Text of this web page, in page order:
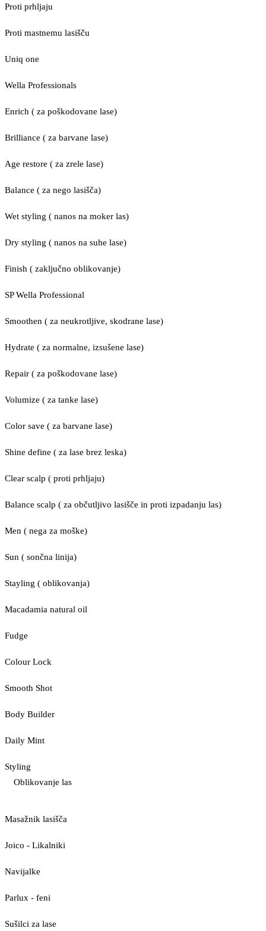
Proti prhljaju
Proti mastnemu lasišču
Uniq one
Wella Professionals
Enrich ( za poškodovane lase)
Brilliance ( za barvane lase)
Age restore ( za zrele lase)
Balance ( za nego lasišča)
Wet styling ( nanos na moker las)
Dry styling ( nanos na suhe lase)
Finish ( zaključno oblikovanje)
SP Wella Professional
Smoothen ( za neukrotljive, skodrane lase)
Hydrate ( za normalne, izsušene lase)
Repair ( za poškodovane lase)
Volumize ( za tanke lase)
Color save ( za barvane lase)
Shine define ( za lase brez leska)
Clear scalp ( proti prhljaju)
Balance scalp ( za občutljivo lasišče in proti izpadanju las)
Men ( nega za moške)
Sun ( sončna linija)
Stayling ( oblikovanja)
Macadamia natural oil
Fudge
Colour Lock
Smooth Shot
Body Builder
Daily Mint
Styling
Oblikovanje las
Masažnik lasišča
Joico - Likalniki
Navijalke
Parlux - feni
Sušilci za lase